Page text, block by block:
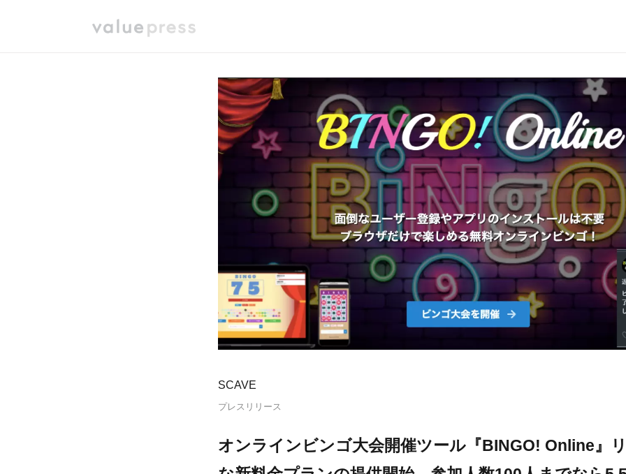
SCAVE
プレスリリース
オンラインビンゴ大会開催ツール『BINGO! Online』